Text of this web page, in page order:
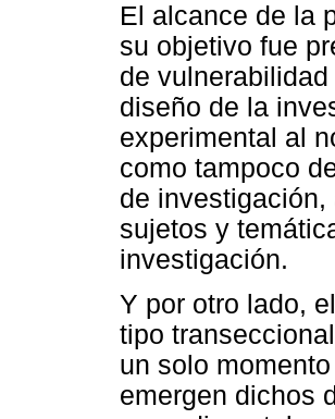
El alcance de la
su objetivo fue
de
diseño de la
experimental al
como tampoco
de
sujetos y
investigación.
Y por otro lado,
tipo
un solo
emergen dichos